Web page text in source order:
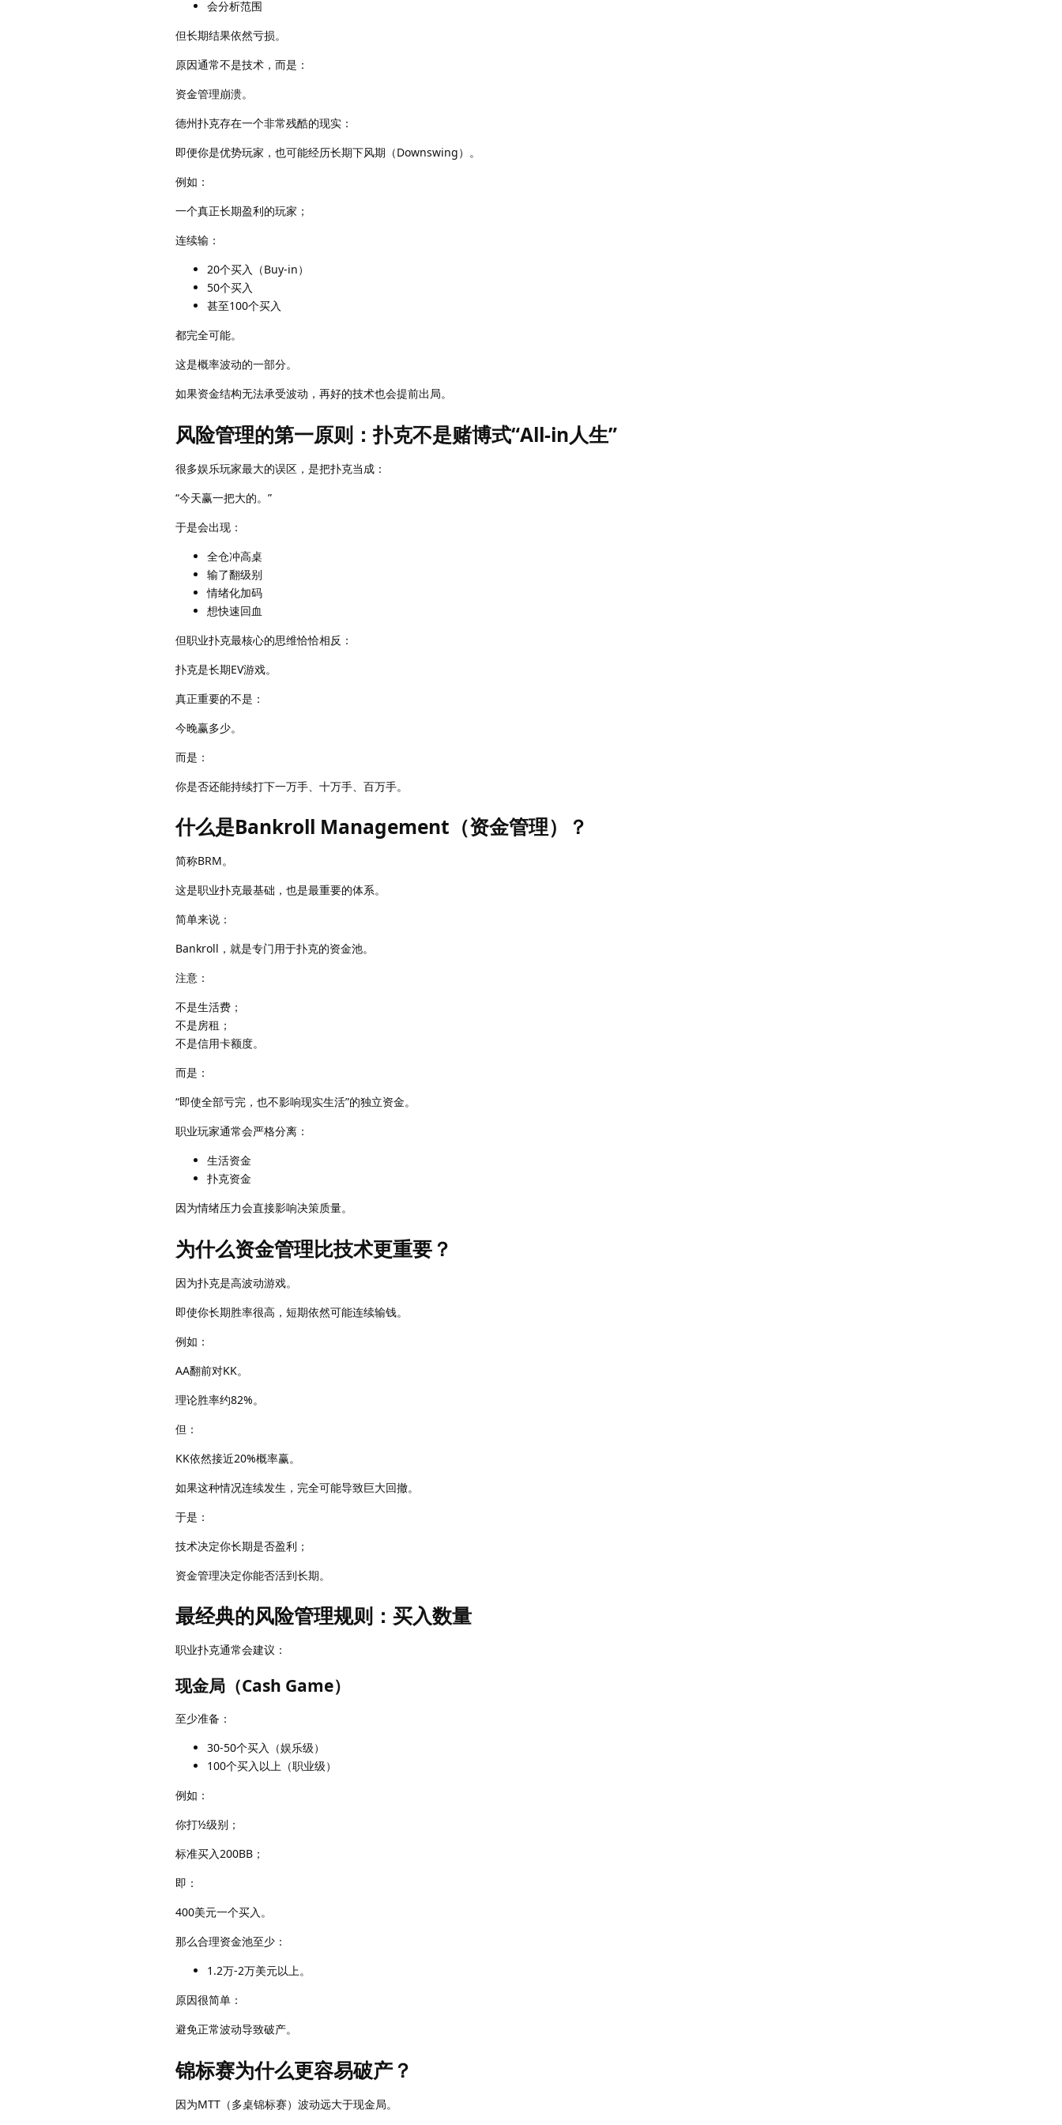
会分析范围
但长期结果依然亏损。
原因通常不是技术，而是：
资金管理崩溃。
德州扑克存在一个非常残酷的现实：
即便你是优势玩家，也可能经历长期下风期（Downswing）。
例如：
一个真正长期盈利的玩家；
连续输：
20个买入（Buy-in）
50个买入
甚至100个买入
都完全可能。
这是概率波动的一部分。
如果资金结构无法承受波动，再好的技术也会提前出局。
风险管理的第一原则：扑克不是赌博式“All-in人生”
很多娱乐玩家最大的误区，是把扑克当成：
“今天赢一把大的。”
于是会出现：
全仓冲高桌
输了翻级别
情绪化加码
想快速回血
但职业扑克最核心的思维恰恰相反：
扑克是长期EV游戏。
真正重要的不是：
今晚赢多少。
而是：
你是否还能持续打下一万手、十万手、百万手。
什么是Bankroll Management（资金管理）？
简称BRM。
这是职业扑克最基础，也是最重要的体系。
简单来说：
Bankroll，就是专门用于扑克的资金池。
注意：
不是生活费；
不是房租；
不是信用卡额度。
而是：
“即使全部亏完，也不影响现实生活”的独立资金。
职业玩家通常会严格分离：
生活资金
扑克资金
因为情绪压力会直接影响决策质量。
为什么资金管理比技术更重要？
因为扑克是高波动游戏。
即使你长期胜率很高，短期依然可能连续输钱。
例如：
AA翻前对KK。
理论胜率约82%。
但：
KK依然接近20%概率赢。
如果这种情况连续发生，完全可能导致巨大回撤。
于是：
技术决定你长期是否盈利；
资金管理决定你能否活到长期。
最经典的风险管理规则：买入数量
职业扑克通常会建议：
现金局（Cash Game）
至少准备：
30-50个买入（娱乐级）
100个买入以上（职业级）
例如：
你打½级别；
标准买入200BB；
即：
400美元一个买入。
那么合理资金池至少：
1.2万-2万美元以上。
原因很简单：
避免正常波动导致破产。
锦标赛为什么更容易破产？
因为MTT（多桌锦标赛）波动远大于现金局。